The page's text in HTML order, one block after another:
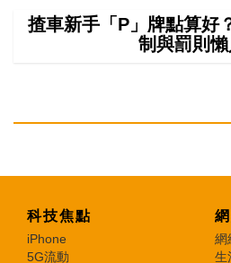
揸車新手「P」牌點算好
制與罰則
科技焦點
iPhone
5G流動
網
生